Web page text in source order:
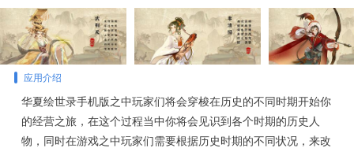
应用介绍
华夏绘世录手机版之中玩家们将会穿梭在历史的不同时期开始你
的经营之旅，在这个过程当中你将会见识到各个时期的历史人
物，同时在游戏之中玩家们需要根据历史时期的不同状况，来改